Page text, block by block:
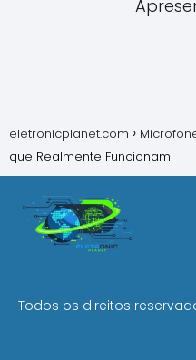
eletronicplanet.com
que Realmente Funcionam
Todos os direitos